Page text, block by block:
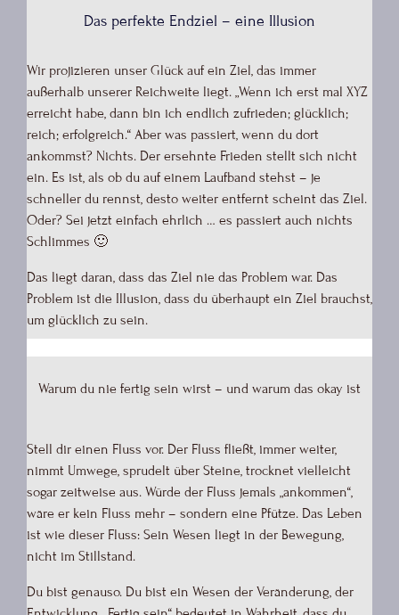
Das perfekte Endziel – eine Illusion
Wir projizieren unser Glück auf ein Ziel, das immer
außerhalb unserer Reichweite liegt. „Wenn ich erst mal XYZ
erreicht habe, dann bin ich endlich zufrieden; glücklich;
reich; erfolgreich.“ Aber was passiert, wenn du dort
ankommst? Nichts. Der ersehnte Frieden stellt sich nicht
ein. Es ist, als ob du auf einem Laufband stehst – je
schneller du rennst, desto weiter entfernt scheint das Ziel.
Oder? Sei jetzt einfach ehrlich … es passiert auch nichts
Schlimmes 🙂
Das liegt daran, dass das Ziel nie das Problem war. Das
Problem ist die Illusion, dass du überhaupt ein Ziel brauchst,
um glücklich zu sein.
Warum du nie fertig sein wirst – und warum das okay ist
Stell dir einen Fluss vor. Der Fluss fließt, immer weiter,
nimmt Umwege, sprudelt über Steine, trocknet vielleicht
sogar zeitweise aus. Würde der Fluss jemals „ankommen“,
wäre er kein Fluss mehr – sondern eine Pfütze. Das Leben
ist wie dieser Fluss: Sein Wesen liegt in der Bewegung,
nicht im Stillstand.
Du bist genauso. Du bist ein Wesen der Veränderung, der